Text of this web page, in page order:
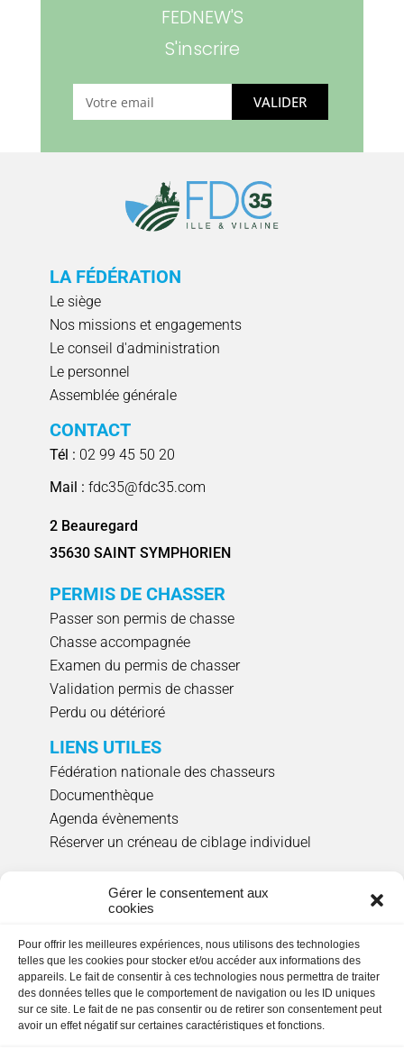
Gérer le consentement aux
cookies
Pour offrir les meilleures expériences, nous utilisons des technologies
telles que les cookies pour stocker et/ou accéder aux informations des
appareils. Le fait de consentir à ces technologies nous permettra de traiter
des données telles que le comportement de navigation ou les ID uniques
sur ce site. Le fait de ne pas consentir ou de retirer son consentement peut
avoir un effet négatif sur certaines caractéristiques et fonctions.
FEDNEW'S
S'inscrire
VALIDER
LA FÉDÉRATION
Le siège
Nos missions et engagements
Le conseil d'administration
Le personnel
Assemblée générale
CONTACT
Tél : 02 99 45 50 20
Mail : fdc35@fdc35.com
2 Beauregard
35630 SAINT SYMPHORIEN
PERMIS DE CHASSER
Passer son permis de chasse
Chasse accompagnée
Examen du permis de chasser
Validation permis de chasser
Perdu ou détérioré
LIENS UTILES
Fédération nationale des chasseurs
Documenthèque
Agenda évènements
Réserver un créneau de ciblage individuel
NOUS SUIVRE
HORAIRES D'OUVERTURE
Lundi, mardi, jeudi et vendredi: 9h00 à 17h15
en continu.Fermée le mercredi